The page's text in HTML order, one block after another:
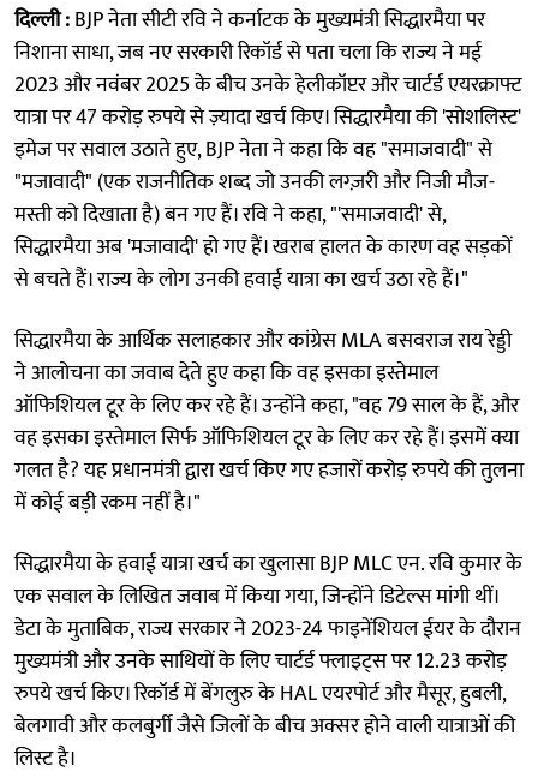
दिल्ली :BJP नेता सीटी रवि ने कर्नाटक के मुख्यमंत्री सिद्धारमैया पर
निशाना साधा, जब नए सरकारी रिकॉर्ड से पता चला कि राज्य ने मई
2023 और नवंबर 2025 के बीच उनके हेलीकॉप्टर और चार्टर्ड एयरक्राफ्ट
यात्रा पर 47 करोड़ रुपये से ज़्यादा खर्च किए। सिद्धारमैया की 'सोशलिस्ट'
इमेज पर सवाल उठाते हुए, BJP नेता ने कहा कि वह "समाजवादी" से
"मजावादी" (एक राजनीतिक शब्द जो उनकी लग्ज़री और निजी मौज-
मस्ती को दिखाता है) बन गए हैं। रवि ने कहा, "'समाजवादी' से,
सिद्धारमैया अब 'मजावादी' हो गए हैं। खराब हालत के कारण वह सड़कों
से बचते हैं। राज्य के लोग उनकी हवाई यात्रा का खर्च उठा रहे हैं।"
सिद्धारमैया के आर्थिक सलाहकार और कांग्रेस MLA बसवराज राय रेड्डी
ने आलोचना का जवाब देते हुए कहा कि वह इसका इस्तेमाल
ऑफिशियल टूर के लिए कर रहे हैं। उन्होंने कहा, "वह 79 साल के हैं, और
वह इसका इस्तेमाल सिर्फ ऑफिशियल टूर के लिए कर रहे हैं। इसमें क्या
गलत है? यह प्रधानमंत्री द्वारा खर्च किए गए हजारों करोड़ रुपये की तुलना
में कोई बड़ी रकम नहीं है।"
सिद्धारमैया के हवाई यात्रा खर्च का खुलासा BJP MLC एन. रवि कुमार के
एक सवाल के लिखित जवाब में किया गया, जिन्होंने डिटेल्स मांगी थीं।
डेटा के मुताबिक, राज्य सरकार ने 2023-24 फाइनेंशियल ईयर के दौरान
मुख्यमंत्री और उनके साथियों के लिए चार्टर्ड फ्लाइट्स पर 12.23 करोड़
रुपये खर्च किए। रिकॉर्ड में बेंगलुरु के HAL एयरपोर्ट और मैसूर, हुबली,
बेलगावी और कलबुर्गी जैसे जिलों के बीच अक्सर होने वाली यात्राओं की
लिस्ट है।